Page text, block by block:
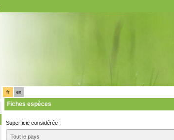
fr en
Fiches espèces
Superficie considérée :
Tout le pays